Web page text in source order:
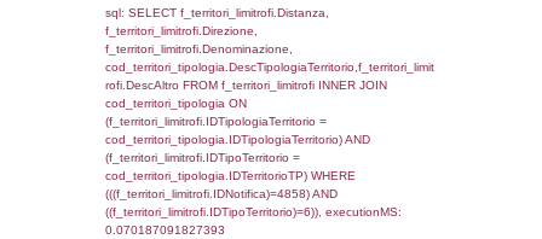
FROM f_confini_stato INNER JOIN
f_confini_stato.IDStato = el_nazioni.IDStato
f_confini_stato.IDNotifica = 4858;,
0.00048613548278809
sql: SELECT el_regioni.Regione,
el_comuni.Comune,
f_confini INNER JOIN ((el_comuni INNER
ON el_comuni.IstProvincia =